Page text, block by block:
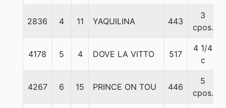
2836 4 11 YAQUILINA 443
3
cpos.
4178 5 4 DOVE LA VITTO 517
4 1/4
c
4267 6 15 PRINCE ON TOU 446
5
cpos.